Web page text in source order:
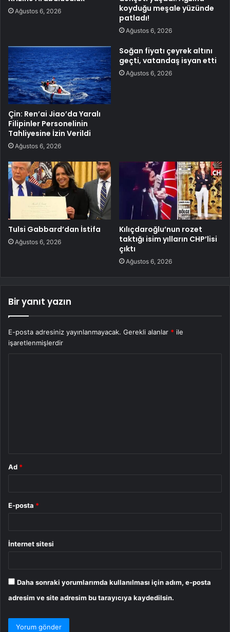
Ağustos 6, 2026
koyduğu meşale yüzünde
patladı!
Ağustos 6, 2026
Çin: Ren’ai Jiao’da Yaralı
Filipinler Personelinin
Tahliyesine İzin Verildi
Ağustos 6, 2026
Soğan fiyatı çeyrek altını
geçti, vatandaş isyan etti
Ağustos 6, 2026
Tulsi Gabbard’dan İstifa
Ağustos 6, 2026
Kılıçdaroğlu’nun rozet
taktığı isim yılların CHP’lisi
çıktı
Ağustos 6, 2026
Bir yanıt yazın
E-posta adresiniz yayınlanmayacak. Gerekli alanlar * ile
işaretlenmişlerdir
Ad *
E-posta *
İnternet sitesi
Daha sonraki yorumlarımda kullanılması için adım, e-posta
adresim ve site adresim bu tarayıcıya kaydedilsin.